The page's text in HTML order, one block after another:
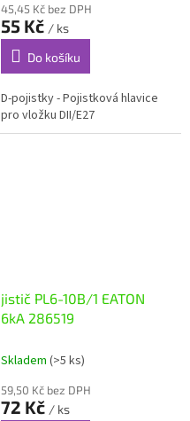
45,45 Kč bez DPH
55 Kč / ks
Do košíku
D-pojistky - Pojistková hlavice
pro vložku DII/E27
jistič PL6-10B/1 EATON
6kA 286519
Skladem (>5 ks)
59,50 Kč bez DPH
72 Kč / ks